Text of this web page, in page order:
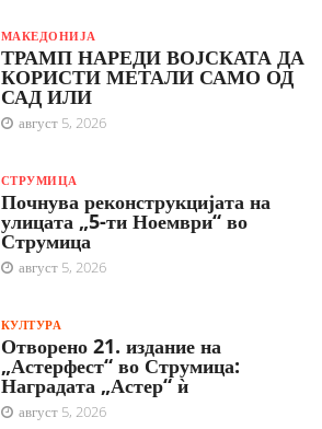
МАКЕДОНИЈА
ТРАМП НАРЕДИ ВОЈСКАТА ДА
КОРИСТИ МЕТАЛИ САМО ОД
САД ИЛИ
август 5, 2026
СТРУМИЦА
Почнува реконструкцијата на
улицата „5-ти Ноември“ во
Струмица
август 5, 2026
КУЛТУРА
Отворено 21. издание на
„Астерфест“ во Струмица:
Наградата „Астер“ ѝ
август 5, 2026